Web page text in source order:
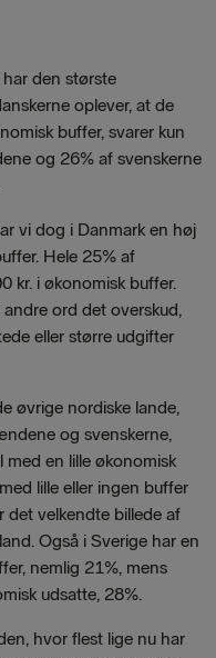
den største
oplever, at de
buffer, svarer kun
og 26% af svenskerne
vi dog i Danmark en høj
Hele 25% af
kr. i økonomisk buffer.
ord det overskud,
eller større udgifter
øvrige nordiske lande,
og svenskerne,
en lille økonomisk
lille eller ingen buffer
det velkendte billede af
Også i Sverige har en
nemlig 21%, mens
udsatte, 28%.
hvor flest lige nu har